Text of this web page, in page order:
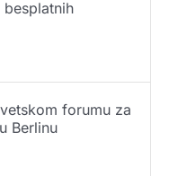
forumu za
Berlinu